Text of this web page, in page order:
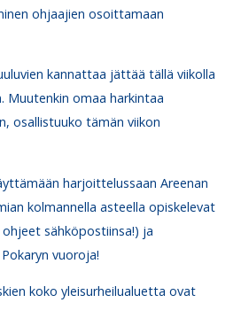
ohjaajien osoittamaan
kannattaa jättää tällä viikolla
Muutenkin omaa harkintaa
osallistuuko tämän viikon
harjoittelussaan Areenan
kolmannella asteella opiskelevat
sähköpostiinsa!) ja
vuoroja!
koko yleisurheilualuetta ovat